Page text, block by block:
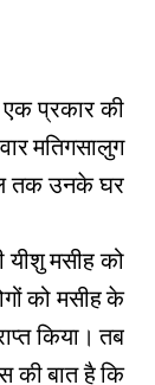
एक प्रकार की
मतिगसालुग
तक उनके घर
यीशु मसीह को
को मसीह के
किया। तब
की बात है कि